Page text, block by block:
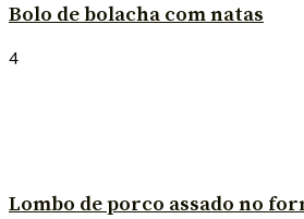
Bolo de bolacha com natas
4
Lombo de porco assado no